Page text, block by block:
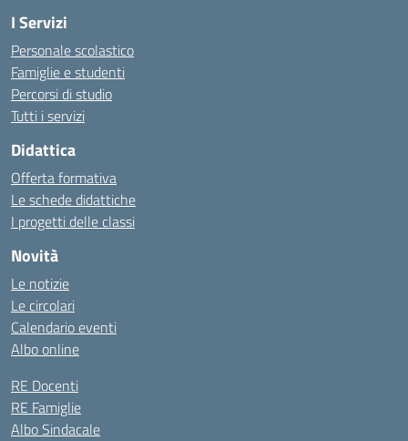
I Servizi
Personale scolastico
Famiglie e studenti
Percorsi di studio
Tutti i servizi
Didattica
Offerta formativa
Le schede didattiche
I progetti delle classi
Novità
Le notizie
Le circolari
Calendario eventi
Albo online
RE Docenti
RE Famiglie
Albo Sindacale